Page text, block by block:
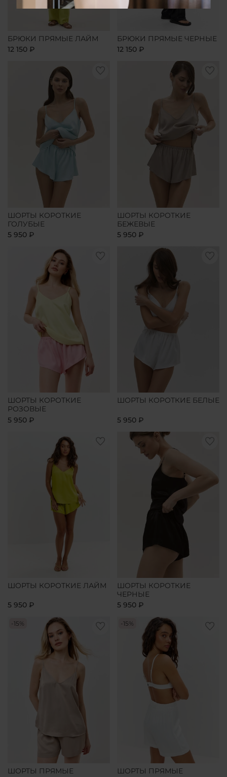
БРЮКИ ПРЯМЫЕ ЛАЙМ
12 150 ₽
БРЮКИ ПРЯМЫЕ ЧЕРНЫЕ
12 150 ₽
ШОРТЫ КОРОТКИЕ
ГОЛУБЫЕ
5 950 ₽
ШОРТЫ КОРОТКИЕ
БЕЖЕВЫЕ
5 950 ₽
ШОРТЫ КОРОТКИЕ
РОЗОВЫЕ
5 950 ₽
ШОРТЫ КОРОТКИЕ БЕЛЫЕ
5 950 ₽
ШОРТЫ КОРОТКИЕ ЛАЙМ
5 950 ₽
ШОРТЫ КОРОТКИЕ
ЧЕРНЫЕ
5 950 ₽
-15%
ШОРТЫ ПРЯМЫЕ
-15%
ШОРТЫ ПРЯМЫЕ